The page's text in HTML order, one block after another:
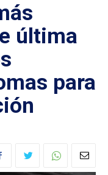
última
para